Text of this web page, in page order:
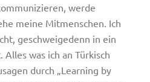
werde
meine Mitmenschen. Ich
geschweigedenn in ein
was ich an Türkisch
durch „Learning by